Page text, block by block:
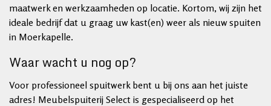
maatwerk en werkzaamheden op locatie. Kortom, wij zijn het
ideale bedrijf dat u graag uw kast(en) weer als nieuw spuiten
in Moerkapelle.
Waar wacht u nog op?
Voor professioneel spuitwerk bent u bij ons aan het juiste
adres! Meubelspuiterij Select is gespecialiseerd op het